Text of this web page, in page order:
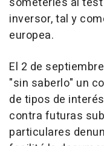
inversor, tal y
europea.
El 2 de
"sin saberlo" un
de tipos de
contra futuras
particulares